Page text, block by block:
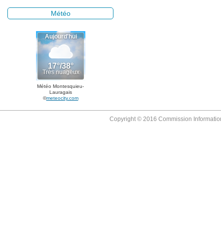
Météo
Météo Montesquieu-
Lauragais
©meteocity.com
Copyright © 2016 Commission